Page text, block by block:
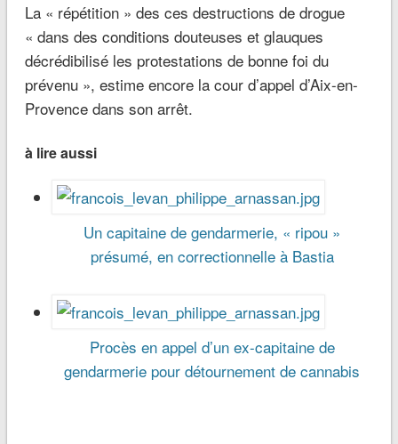
La « répétition » des ces destructions de drogue
« dans des conditions douteuses et glauques
décrédibilisé les protestations de bonne foi du
prévenu », estime encore la cour d’appel d’Aix-en-
Provence dans son arrêt.
à lire aussi
Un capitaine de gendarmerie, « ripou »
présumé, en correctionnelle à Bastia
Procès en appel d’un ex-capitaine de
gendarmerie pour détournement de cannabis